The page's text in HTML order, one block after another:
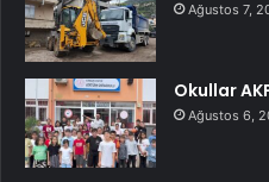
Ağustos 7,
Okullar
Ağustos 6,